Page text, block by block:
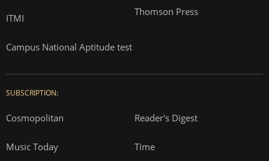
ITMI
Campus National Aptitude test
Thomson Press
SUBSCRIPTION:
Cosmopolitan Reader's Digest
Music Today Time